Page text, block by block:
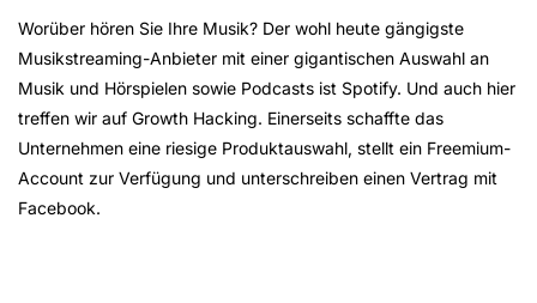
Worüber hören Sie Ihre Musik? Der wohl heute gängigste
Musikstreaming-Anbieter mit einer gigantischen Auswahl an
Musik und Hörspielen sowie Podcasts ist Spotify. Und auch hier
treffen wir auf Growth Hacking. Einerseits schaffte das
Unternehmen eine riesige Produktauswahl, stellt ein Freemium-
Account zur Verfügung und unterschreiben einen Vertrag mit
Facebook.